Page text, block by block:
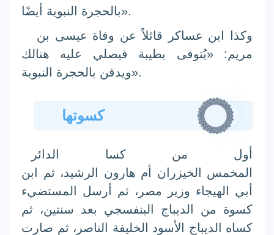
بالحجرة النبوية أيضًا».
وكذا
ابن عساكر قائلاً عن وفاة عيسى بن
مريم: «يُتوفى بطيبة فيصلي عليه هنالك
ويدفن بالحجرة النبوية».
كسوتها
أول من كسا الدائر
المخمس
الخيزران أم هارون الرشيد، ثم ابن
أبي الهيجاء وزير مصر ، ثم أرسل المستضيء
كسوة من
الديباج البنفسجي بعد سنتين، ثم
كساه الديباج الأسود الخليفة الناصر، ثم صارت